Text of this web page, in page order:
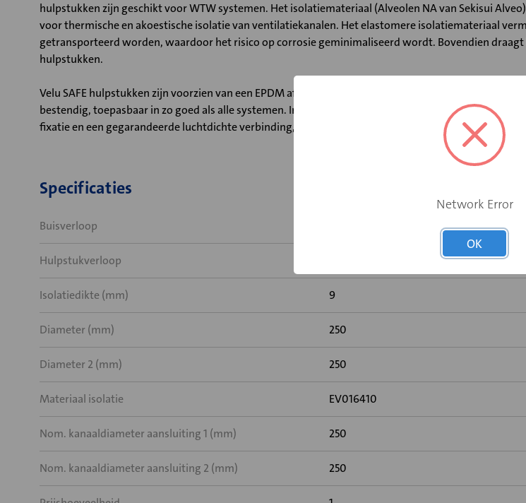
hulpstukken zijn geschikt voor WTW systemen. Het isolatiemateriaal (Alveolen NA van Sekisui
voor thermische en akoestische isolatie van ventilatiekanalen. Het elastomere isolatiemateriaal
getransporteerd worden, waardoor het risico op corrosie geminimaliseerd wordt. Bovendien
hulpstukken.
Velu SAFE hulpstukken zijn voorzien van een EPDM afdichtingsring voor optimale luchtdichtheid.
bestendig, toepasbaar in zo goed als alle systemen. Installatie is hierdoor zeer eenvoudig en er
fixatie en een gegarandeerde luchtdichte verbinding, luchtdichtheidsklasse D conform Luka.
Specificaties
Buisverloop
Hulpstukverloop
Isolatiedikte (mm) 9
Diameter (mm) 250
Diameter 2 (mm) 250
Materiaal isolatie EV016410
Nom. kanaaldiameter aansluiting 1 (mm) 250
Nom. kanaaldiameter aansluiting 2 (mm) 250
Network Error
OK